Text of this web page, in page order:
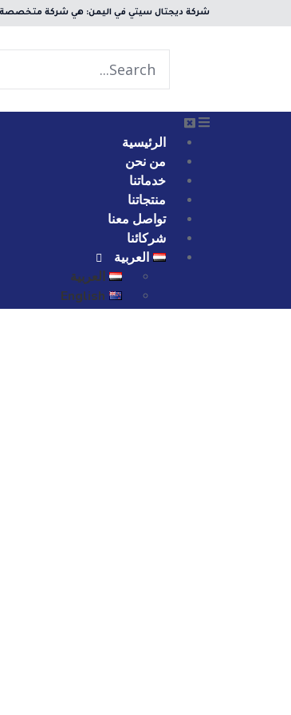
شركة ديجتال سيتي في اليمن: هي شركة متخصصة
الرئيسية
من نحن
خدماتنا
منتجاتنا
تواصل معنا
شركائنا
العربية
العربية
English